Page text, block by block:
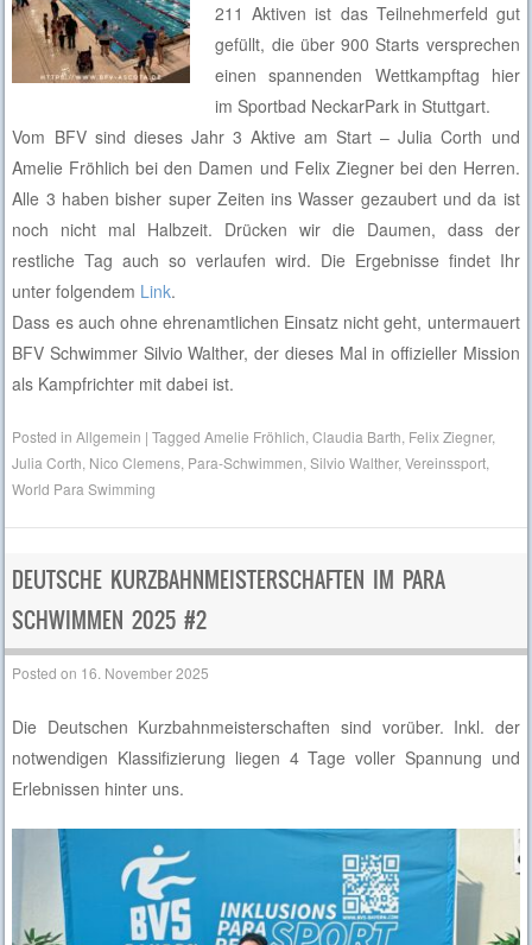
211 Aktiven ist das Teilnehmerfeld gut
gefüllt, die über 900 Starts versprechen
einen spannenden Wettkampftag hier
im Sportbad NeckarPark in Stuttgart.
Vom BFV sind dieses Jahr 3 Aktive am Start – Julia Corth und
Amelie Fröhlich bei den Damen und Felix Ziegner bei den Herren.
Alle 3 haben bisher super Zeiten ins Wasser gezaubert und da ist
noch nicht mal Halbzeit. Drücken wir die Daumen, dass der
restliche Tag auch so verlaufen wird. Die Ergebnisse findet Ihr
unter folgendem Link.
Dass es auch ohne ehrenamtlichen Einsatz nicht geht, untermauert
BFV Schwimmer Silvio Walther, der dieses Mal in offizieller Mission
als Kampfrichter mit dabei ist.
Posted inAllgemein |TaggedAmelie Fröhlich ,Claudia Barth Felix Ziegner,
Julia Corth Nico Clemens Para-Schwimmen ,Silvio Walther,Vereinssport
World Para Swimming
DEUTSCHE KURZBAHNMEISTERSCHAFTEN IM PARA
SCHWIMMEN 2025 #2
Posted on 16. November 2025
Die Deutschen Kurzbahnmeisterschaften sind vorüber. Inkl. der
notwendigen Klassifizierung liegen 4 Tage voller Spannung und
Erlebnissen hinter uns.